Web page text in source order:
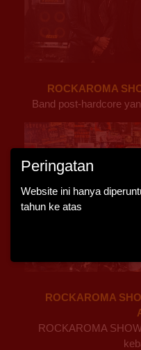
ROCKAROMA
Band post-hardcore
ROCKAROMA
ROCKAROMA
Peringatan
Website ini hanya
tahun ke atas